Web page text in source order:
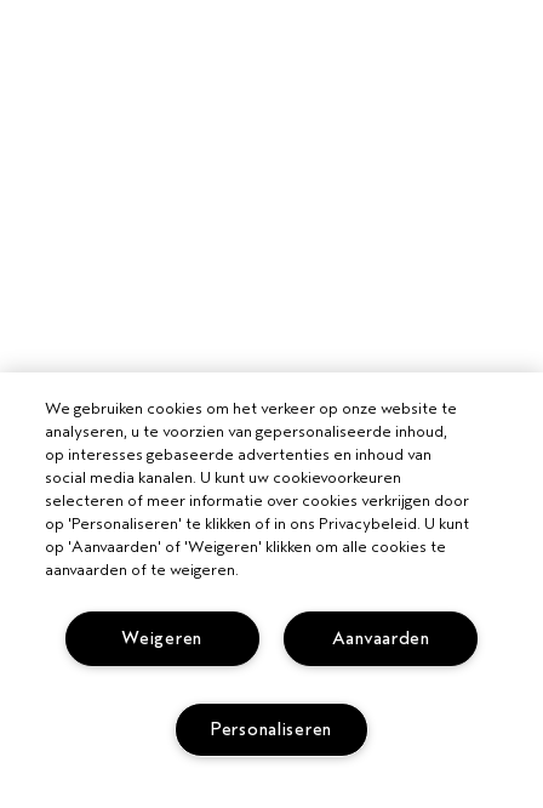
VOOR PROFESSIONALS
WORD EEN AVEDA SALON
VOLG MIJN BESTELLING
BEL +3228085049
PRIVACY EN VOORWAARDEN
We gebruiken cookies om het verkeer op onze website te
analyseren, u te voorzien van gepersonaliseerde inhoud,
op interesses gebaseerde advertenties en inhoud van
social media kanalen. U kunt uw cookievoorkeuren
selecteren of meer informatie over cookies verkrijgen door
op 'Personaliseren' te klikken of in ons Privacybeleid. U kunt
op 'Aanvaarden' of 'Weigeren' klikken om alle cookies te
aanvaarden of te weigeren.
Aanvaarden
Weigeren
Personaliseren